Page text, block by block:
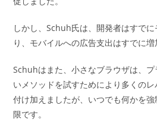
しかし、Schuh氏は、開発者はすで
り、モバイルへの広告支出はすでに増
Schuhはまた、小さなブラウザは、
いメソッドを試すためにより多くの
付け加えましたが、いつでも何かを
限です。